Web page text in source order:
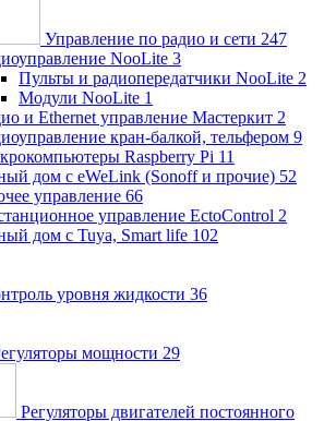
Управление по радио и сети 247
NooLite 3
Пульты и радиопередатчики NooLite 2
Модули NooLite 1
и Ethernet управление Мастеркит 2
кран-балкой, тельфером 9
Raspberry Pi 11
дом c eWeLink (Sonoff и прочие) 52
управление 66
управление EctoControl 2
дом с Tuya, Smart life 102
уровня жидкости 36
мощности 29
Регуляторы двигателей постоянного